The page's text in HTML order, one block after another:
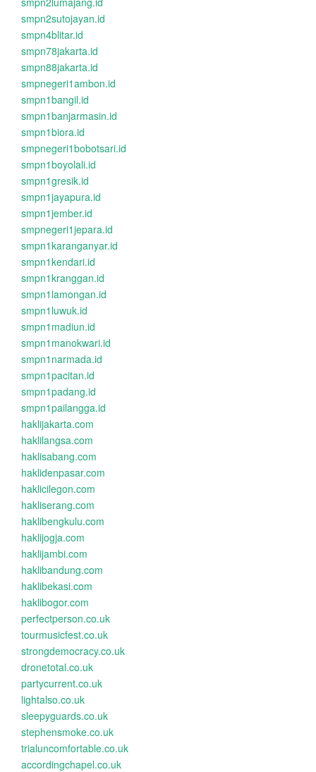
smpn2sutojayan.id
smpn4blitar.id
smpn78jakarta.id
smpn88jakarta.id
smpnegeri1ambon.id
smpn1bangil.id
smpn1banjarmasin.id
smpn1biora.id
smpnegeri1bobotsari.id
smpn1boyolali.id
smpn1gresik.id
smpn1jayapura.id
smpn1jember.id
smpnegeri1jepara.id
smpn1karanganyar.id
smpn1kendari.id
smpn1kranggan.id
smpn1lamongan.id
smpn1luwuk.id
smpn1madiun.id
smpn1manokwari.id
smpn1narmada.id
smpn1pacitan.id
smpn1padang.id
smpn1pailangga.id
haklijakarta.com
haklilangsa.com
haklisabang.com
haklidenpasar.com
haklicilegon.com
hakliserang.com
haklibengkulu.com
haklijogja.com
haklijambi.com
haklibandung.com
haklibekasi.com
haklibogor.com
perfectperson.co.uk
tourmusicfest.co.uk
strongdemocracy.co.uk
dronetotal.co.uk
partycurrent.co.uk
lightalso.co.uk
sleepyguards.co.uk
stephensmoke.co.uk
trialuncomfortable.co.uk
accordingchapel.co.uk